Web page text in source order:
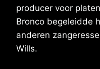
producer voor
Bronco begeleidde
anderen
Wills.